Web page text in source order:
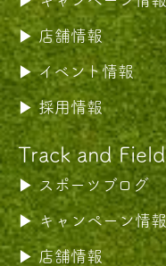
店舗情報
イベント情報
採用情報
Track and
スポーツブログ
キャンペーン情報
店舗情報